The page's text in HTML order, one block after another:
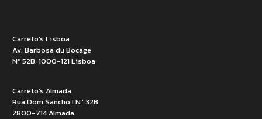
Carreto’s Lisboa
Av. Barbosa du Bocage
Nº 52B, 1000-121 Lisboa
Carreto’s Almada
Rua Dom Sancho I Nº 32B
2800-714 Almada